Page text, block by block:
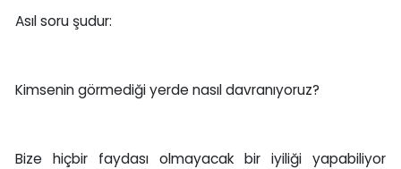
Asıl soru şudur:
Kimsenin görmediği yerde nasıl davranıyoruz?
Bize hiçbir faydası olmayacak bir iyiliği yapabiliyor